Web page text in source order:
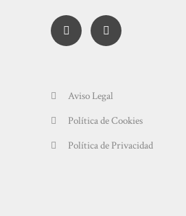
Aviso Legal
Política de Cookies
Política de Privacidad